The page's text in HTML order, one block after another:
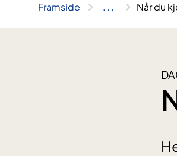
Framside .. . Når du